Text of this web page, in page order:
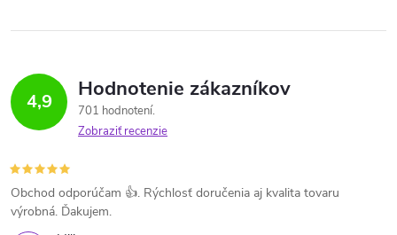
4,9 Hodnotenie zákazníkov
701 hodnotení
Zobraziť recenzie
Obchod odporúčam 👍. Rýchlosť doručenia aj kvalita tovaru
výrobná. Ďakujem.